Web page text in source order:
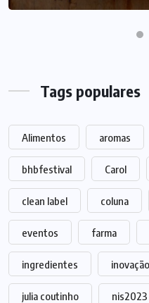
Tags populares
Alimentos aromas
bhbfestival Carol
clean label coluna
eventos farma
ingredientes inovação
julia coutinho nis2023